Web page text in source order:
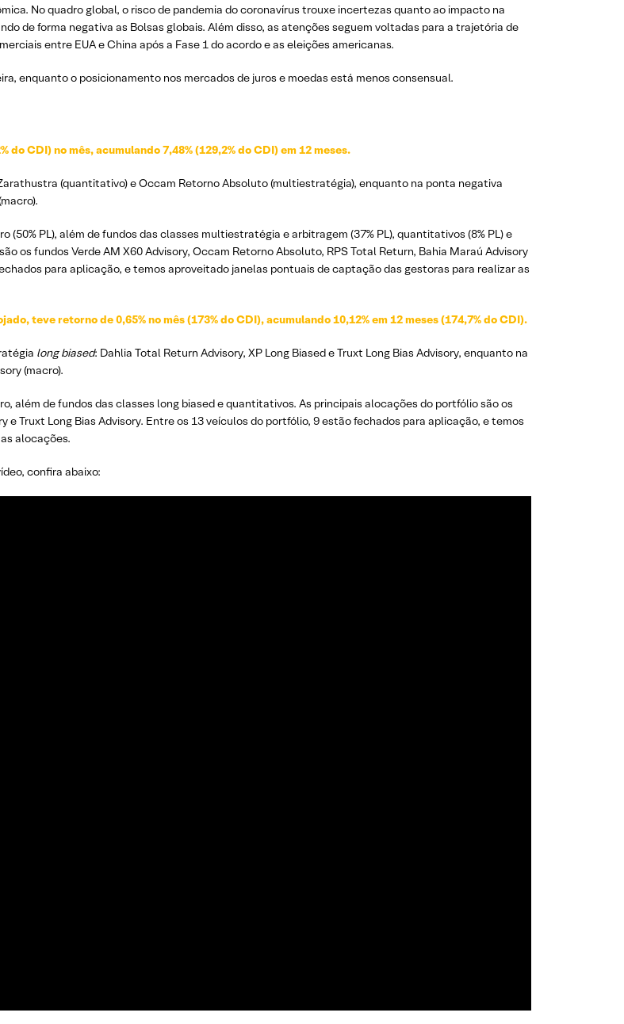
No quadro global, o risco de pandemia do coronavírus trouxe incertezas quanto ao impacto na
de forma negativa as Bolsas globais. Além disso, as atenções seguem voltadas para a trajetória de
entre EUA e China após a Fase 1 do acordo e as eleições americanas.
enquanto o posicionamento nos mercados de juros e moedas está menos consensual.
do CDI) no mês, acumulando 7,48% (129,2% do CDI) em 12 meses.
(quantitativo) e Occam Retorno Absoluto (multiestratégia), enquanto na ponta negativa
PL), além de fundos das classes multiestratégia e arbitragem (37% PL), quantitativos (8% PL) e
os fundos Verde AM X60 Advisory, Occam Retorno Absoluto, RPS Total Return, Bahia Maraú Advisory
para aplicação, e temos aproveitado janelas pontuais de captação das gestoras para realizar as
teve retorno de 0,65% no mês (173% do CDI), acumulando 10,12% em 12 meses (174,7% do CDI).
long biased: Dahlia Total Return Advisory, XP Long Biased e Truxt Long Bias Advisory, enquanto na
(macro).
além de fundos das classes long biased e quantitativos. As principais alocações do portfólio são os
e Truxt Long Bias Advisory. Entre os 13 veículos do portfólio, 9 estão fechados para aplicação, e temos
alocações.
confira abaixo: